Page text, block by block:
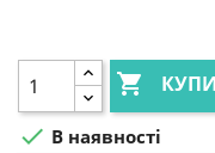

 В наявності